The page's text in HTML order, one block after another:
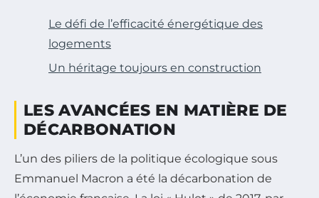
Le défi de l’efficacité énergétique des
logements
Un héritage toujours en construction
LES AVANCÉES EN MATIÈRE DE
DÉCARBONATION
L’un des piliers de la politique écologique sous
Emmanuel Macron a été la décarbonation de